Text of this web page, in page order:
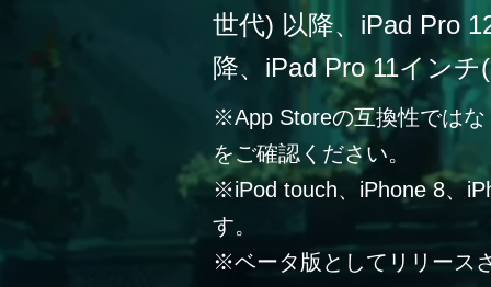
世代) 以降、iPad Pro
降、iPad Pro 11イン
※App Storeの互換性では
をご確認ください。
※iPod touch、iPhone 8、
す。
※ベータ版としてリリース